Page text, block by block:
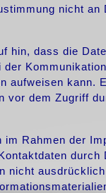
nicht an
hin, dass die
der
aufweisen kann.
vor dem Zugriff
im Rahmen der
durch
nicht